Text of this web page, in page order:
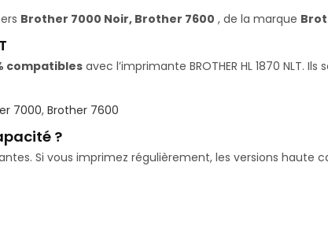
Brother 7000 Noir, Brother 7600 , de la marque
compatibles avec l’imprimante BROTHER HL 1870
7000, Brother 7600
?
Si vous imprimez régulièrement, les versions